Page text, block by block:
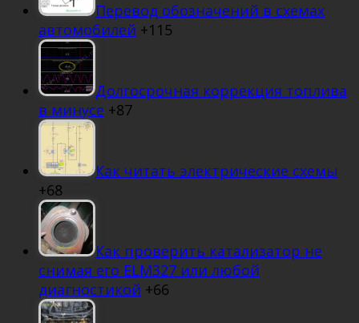
Перевод обозначений в схемах
автомобилей +115
Долгосрочная коррекция топлива
в минусе +87
Как читать электрические схемы
+68
Как проверить катализатор не
снимая его ELM327 или любой
диагностикой +66